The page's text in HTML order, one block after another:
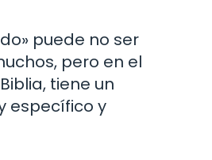
puede no ser
pero en el
tiene un
específico y